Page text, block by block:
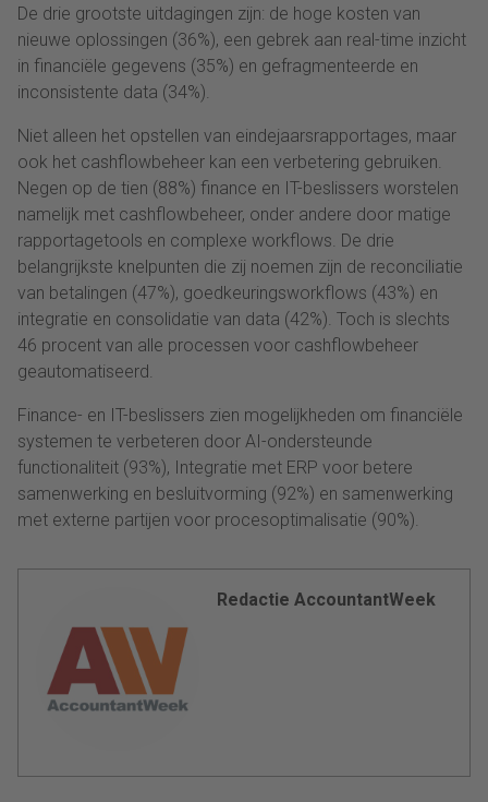
De drie grootste uitdagingen zijn: de hoge kosten van
nieuwe oplossingen (36%), een gebrek aan real-time inzicht
in financiële gegevens (35%) en gefragmenteerde en
inconsistente data (34%).
Niet alleen het opstellen van eindejaarsrapportages, maar
ook het cashflowbeheer kan een verbetering gebruiken.
Negen op de tien (88%) finance en IT-beslissers worstelen
namelijk met cashflowbeheer, onder andere door matige
rapportagetools en complexe workflows. De drie
belangrijkste knelpunten die zij noemen zijn de reconciliatie
van betalingen (47%), goedkeuringsworkflows (43%) en
integratie en consolidatie van data (42%). Toch is slechts
46 procent van alle processen voor cashflowbeheer
geautomatiseerd.
Finance- en IT-beslissers zien mogelijkheden om financiële
systemen te verbeteren door AI-ondersteunde
functionaliteit (93%), Integratie met ERP voor betere
samenwerking en besluitvorming (92%) en samenwerking
met externe partijen voor procesoptimalisatie (90%).
Redactie AccountantWeek